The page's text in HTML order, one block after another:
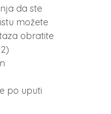
da ste
možete
obratite
po uputi